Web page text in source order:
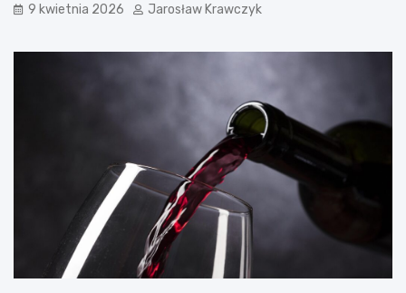
9 kwietnia 2026 Jarosław Krawczyk